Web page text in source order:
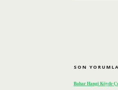
SON
Bahar Hangi Köyde